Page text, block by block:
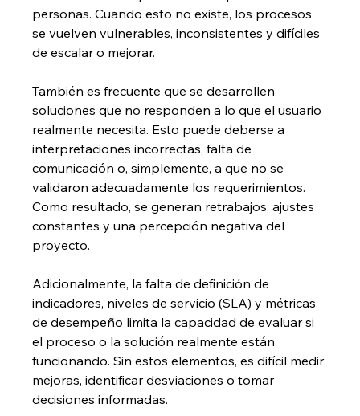
personas. Cuando esto no existe, los procesos
se vuelven vulnerables, inconsistentes y difíciles
de escalar o mejorar.
También es frecuente que se desarrollen
soluciones que no responden a lo que el usuario
realmente necesita. Esto puede deberse a
interpretaciones incorrectas, falta de
comunicación o, simplemente, a que no se
validaron adecuadamente los requerimientos.
Como resultado, se generan retrabajos, ajustes
constantes y una percepción negativa del
proyecto.
Adicionalmente, la falta de definición de
indicadores, niveles de servicio (SLA) y métricas
de desempeño limita la capacidad de evaluar si
el proceso o la solución realmente están
funcionando. Sin estos elementos, es difícil medir
mejoras, identificar desviaciones o tomar
decisiones informadas.